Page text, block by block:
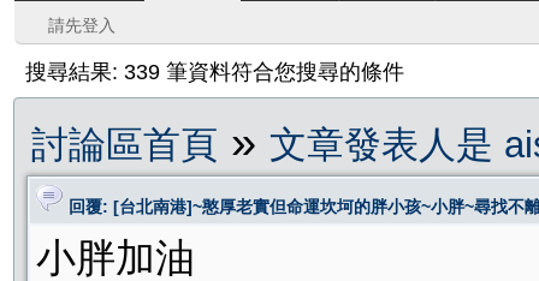
請先登入
搜尋結果: 339 筆資料符合您搜尋的條件
討論區首頁 » 文章發表人是
回覆: [台北南港]~憨厚老實但命運坎坷的胖小孩~小胖~尋找不
小胖加油